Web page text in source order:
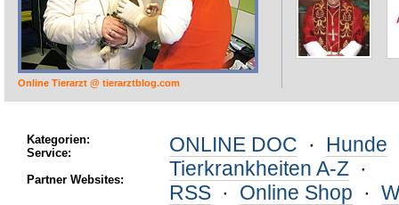
Online Tierarzt @ tierarztblog.com
Kategorien:
Service:
Partner Websites:
ONLINE DOC · Hunde
Tierkrankheiten A-Z ·
RSS · Online Shop ·